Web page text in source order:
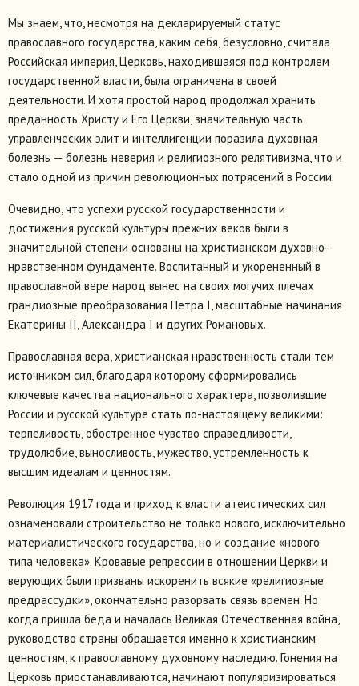
Мы знаем, что, несмотря на декларируемый статус
православного государства, каким себя, безусловно, считала
Российская империя, Церковь, находившаяся под контролем
государственной власти, была ограничена в своей
деятельности. И хотя простой народ продолжал хранить
преданность Христу и Его Церкви, значительную часть
управленческих элит и интеллигенции поразила духовная
болезнь — болезнь неверия и религиозного релятивизма, что и
стало одной из причин революционных потрясений в России.
Очевидно, что успехи русской государственности и
достижения русской культуры прежних веков были в
значительной степени основаны на христианском духовно-
нравственном фундаменте. Воспитанный и укорененный в
православной вере народ вынес на своих могучих плечах
грандиозные преобразования Петра I, масштабные начинания
Екатерины II, Александра I и других Романовых.
Православная вера, христианская нравственность стали тем
источником сил, благодаря которому сформировались
ключевые качества национального характера, позволившие
России и русской культуре стать по-настоящему великими:
терпеливость, обостренное чувство справедливости,
трудолюбие, выносливость, мужество, устремленность к
высшим идеалам и ценностям.
Революция 1917 года и приход к власти атеистических сил
ознаменовали строительство не только нового, исключительно
материалистического государства, но и создание «нового
типа человека». Кровавые репрессии в отношении Церкви и
верующих были призваны искоренить всякие «религиозные
предрассудки», окончательно разорвать связь времен. Но
когда пришла беда и началась Великая Отечественная война,
руководство страны обращается именно к христианским
ценностям, к православному духовному наследию. Гонения на
Церковь приостанавливаются, начинают популяризироваться